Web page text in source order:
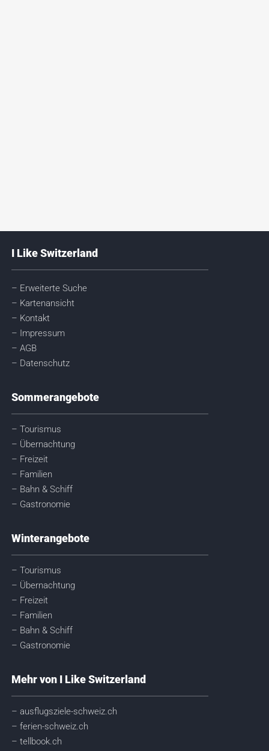
I Like Switzerland
– Erweiterte Suche
– Kartenansicht
– Kontakt
– Impressum
– AGB
– Datenschutz
Sommerangebote
– Tourismus
– Übernachtung
– Freizeit
– Familien
– Bahn & Schiff
– Gastronomie
Winterangebote
– Tourismus
– Übernachtung
– Freizeit
– Familien
– Bahn & Schiff
– Gastronomie
Mehr von I Like Switzerland
– ausflugsziele-schweiz.ch
– ferien-schweiz.ch
– tellbook.ch